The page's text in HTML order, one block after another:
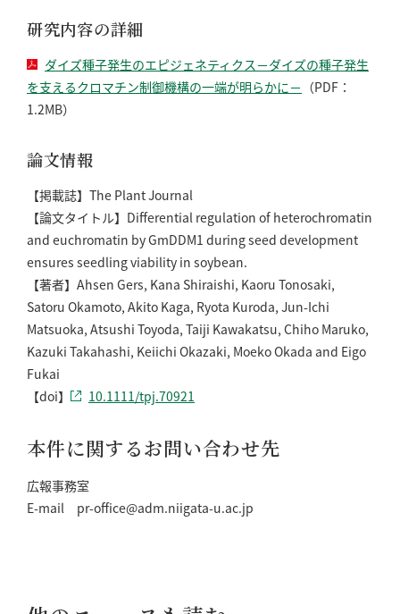
研究内容の詳細
ダイズ種子発生のエピジェネティクス－ダイズの種子発生
を支えるクロマチン制御機構の一端が明らかに－ （PDF：
1.2MB）
論文情報
【掲載誌】The Plant Journal
【論文タイトル】Differential regulation of heterochromatin
and euchromatin by GmDDM1 during seed development
ensures seedling viability in soybean.
【著者】Ahsen Gers, Kana Shiraishi, Kaoru Tonosaki,
Satoru Okamoto, Akito Kaga, Ryota Kuroda, Jun-Ichi
Matsuoka, Atsushi Toyoda, Taiji Kawakatsu, Chiho Maruko,
Kazuki Takahashi, Keiichi Okazaki, Moeko Okada and Eigo
Fukai
【doi】
10.1111/tpj.70921
本件に関するお問い合わせ先
広報事務室
E-mail pr-office@adm.niigata-u.ac.jp